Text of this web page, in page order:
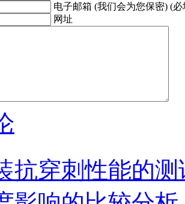
电子邮箱 (我们会为您保密) (必
网址
抗穿刺性能的测